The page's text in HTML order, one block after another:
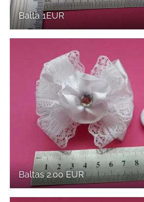
Balta 1EUR
Baltas 2.00 EUR